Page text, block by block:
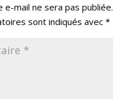
e-mail ne sera pas publiée.
sont indiqués avec *